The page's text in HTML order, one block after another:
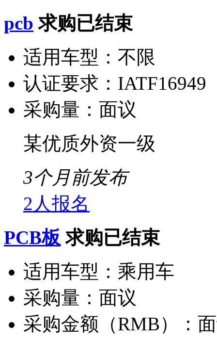
pcb 求购已结束
适用车型： 不限
认证要求： IATF16949
采购量： 面议
某优质外资一级
3个月前发布
2人报名
PCB板 求购已结束
适用车型： 乘用车
采购量： 面议
采购金额（RMB）：